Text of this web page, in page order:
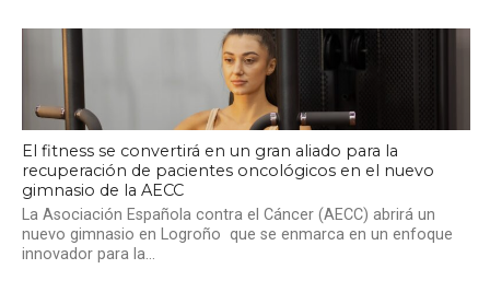
El fitness se convertirá en un gran aliado para la
recuperación de pacientes oncológicos en el nuevo
gimnasio de la AECC
La Asociación Española contra el Cáncer (AECC) abrirá un
nuevo gimnasio en Logroño que se enmarca en un enfoque
innovador para la...